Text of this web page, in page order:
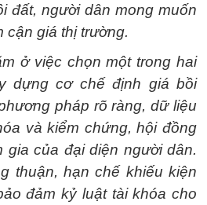
đất, người dân mong muốn
cận giá thị trường.
ở việc chọn một trong hai
dựng cơ chế định giá bồi
pháp rõ ràng, dữ liệu
và kiểm chứng, hội đồng
gia của đại diện người dân.
thuận, hạn chế khiếu kiện
đảm kỷ luật tài khóa cho